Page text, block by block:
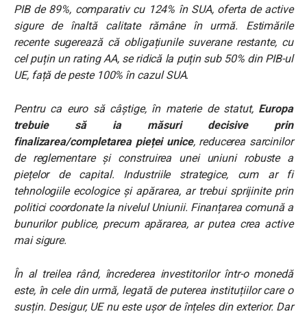
PIB de 89%, comparativ cu 124% în SUA, oferta de active
sigure de înaltă calitate rămâne în urmă. Estimările
recente sugerează că obligațiunile suverane restante, cu
cel puțin un rating AA, se ridică la puțin sub 50% din PIB-ul
UE, față de peste 100% în cazul SUA.
Pentru ca euro să câștige, în materie de statut,Europa
trebuie să ia măsuri decisive prin
finalizarea/completarea pieței unice, reducerea sarcinilor
de reglementare și construirea unei uniuni robuste a
piețelor de capital. Industriile strategice, cum ar fi
tehnologiile ecologice și apărarea, ar trebui sprijinite prin
politici coordonate la nivelul Uniunii. Finanțarea comună a
bunurilor publice, precum apărarea, ar putea crea active
mai sigure.
În al treilea rând, încrederea investitorilor într-o monedă
este, în cele din urmă, legată de puterea instituțiilor care o
susțin. Desigur, UE nu este ușor de înțeles din exterior. Dar